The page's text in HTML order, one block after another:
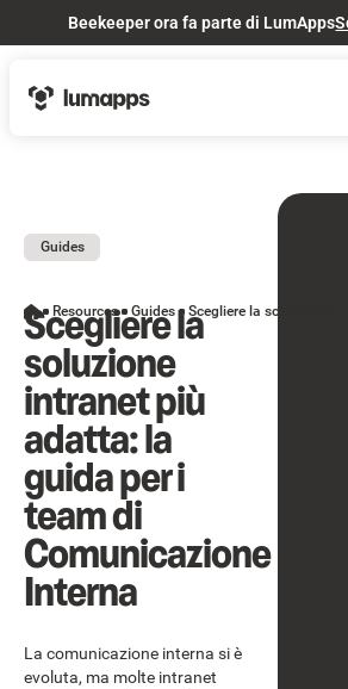
Beekeeper ora fa parte di LumApps
Guides
Scegliere la
soluzione
intranet più
adatta: la
guida per i
team di
Comunicazione
Interna
La comunicazione interna si è
evoluta, ma molte intranet
Resources Guides